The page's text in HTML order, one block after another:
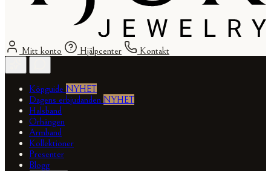
Mitt konto Hjälpcenter Kontakt
Köpguide NYHET
Dagens erbjudanden NYHET
Halsband
Örhängen
Armband
Kollektioner
Presenter
Blogg